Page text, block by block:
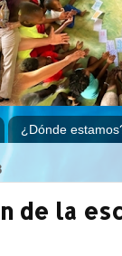
¿Dónde
de la